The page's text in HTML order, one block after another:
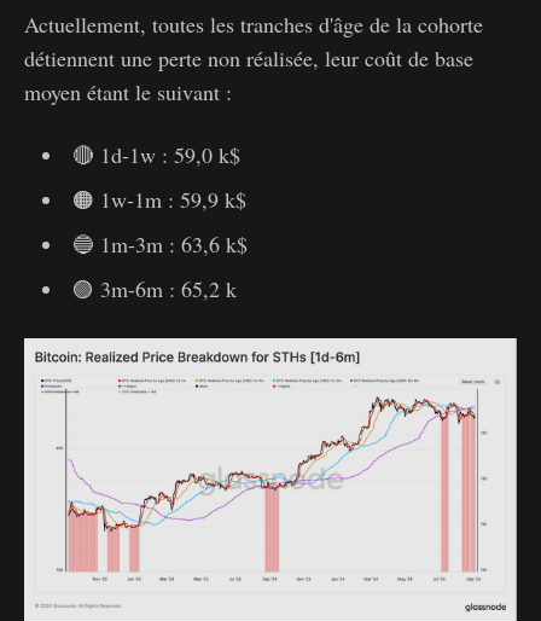
Actuellement, toutes les tranches d'âge de la cohorte
détiennent une perte non réalisée, leur coût de base
moyen étant le suivant :
🔴 1d-1w : 59,0 k$
🟠 1w-1m : 59,9 k$
🔵 1m-3m : 63,6 k$
🟣 3m-6m : 65,2 k